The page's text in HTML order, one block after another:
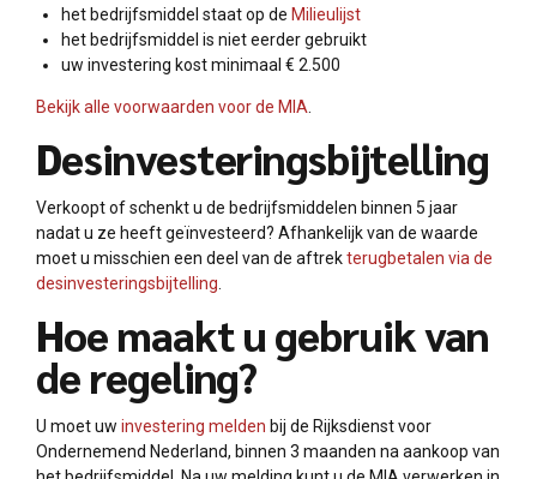
het bedrijfsmiddel staat op de Milieulijst
het bedrijfsmiddel is niet eerder gebruikt
uw investering kost minimaal € 2.500
Bekijk alle voorwaarden voor de MIA
Desinvesteringsbijtelling
Verkoopt of schenkt u de bedrijfsmiddelen binnen 5 jaar
nadat u ze heeft geïnvesteerd? Afhankelijk van de waarde
moet u misschien een deel van de aftrekterugbetalen via de
desinvesteringsbijtelling
Hoe maakt u gebruik van
de regeling?
U moet uw investering melden bij de Rijksdienst voor
Ondernemend Nederland, binnen 3 maanden na aankoop van